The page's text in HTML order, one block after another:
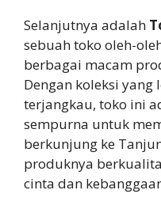
Selanjutnya adalah
sebuah toko oleh-
berbagai macam
Dengan koleksi yang
terjangkau, toko ini
sempurna untuk
berkunjung ke
produknya
cinta dan